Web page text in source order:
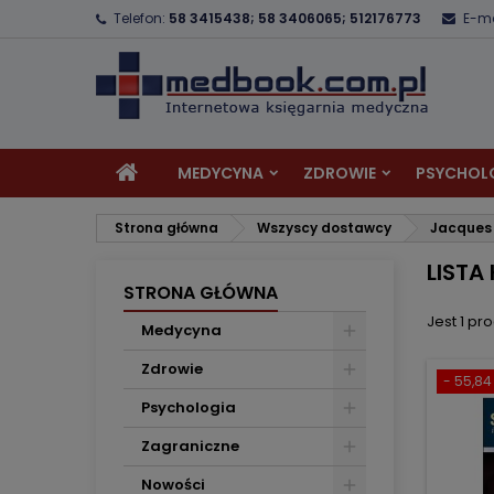
Telefon: 58 3415438; 58 3406065; 512176773 E-
MEDYCYNA ZDROWIE
Strona główna Wszyscy dostawcy
STRONA GŁÓWNA
Medycyna
Zdrowie
Psychologia
Zagraniczne
Nowości
LISTA
Jest 1
- 55,84